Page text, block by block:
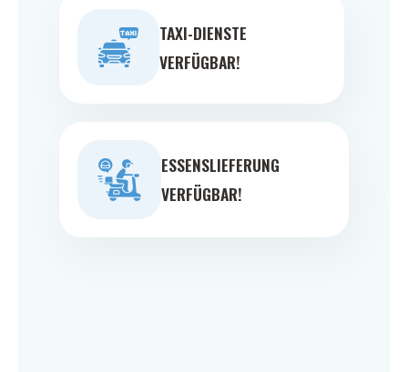
TAXI-DIENSTE
VERFÜGBAR!
ESSENSLIEFERUNG
VERFÜGBAR!